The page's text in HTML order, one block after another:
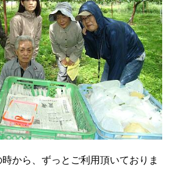
から、ずっとご利用頂いておりま